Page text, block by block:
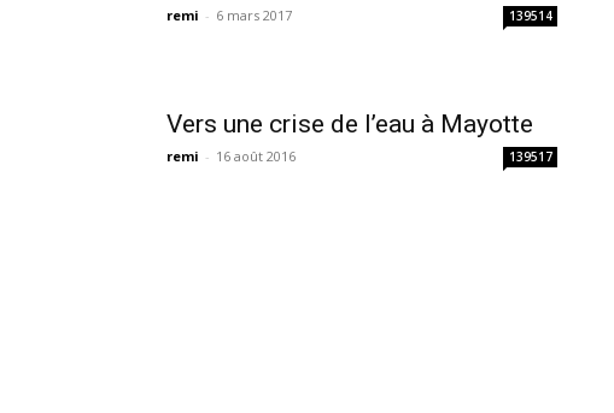
remi - 6 mars 2017 139514
Vers une crise de l’eau à Mayotte
remi - 16 août 2016 139517